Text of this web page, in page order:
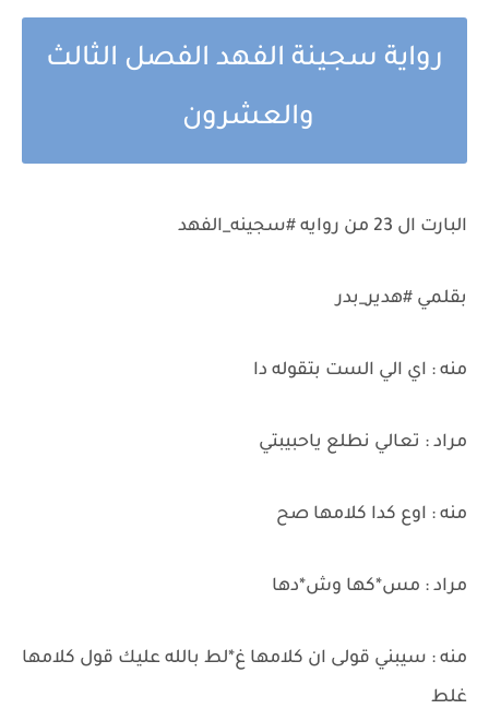
رواية سجينة الفهد الفصل الثالث
والعشرون
البارت ال 23 من روايه #سجينه_الفهد
بقلمي #هدير_بدر
منه : اي الي الست بتقوله دا
مراد : تعالي نطلع ياحبيبتي
منه : اوع كدا كلامها صح
مراد : مس*كها وش*دها
منه : سيبني قولى ان كلامها غ*لط بالله عليك قول كلامها
غلط